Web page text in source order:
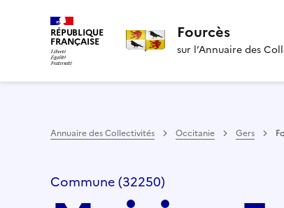
RÉPUBLIQUE
FRANÇAISE Fourcès
sur l’Annuaire des
Annuaire des Collectivités Occitanie Gers
Commune (32250)